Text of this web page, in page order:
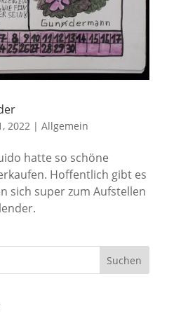
2022| Allgemein
hatte so schöne
Hoffentlich gibt es
sich super zum Aufstellen